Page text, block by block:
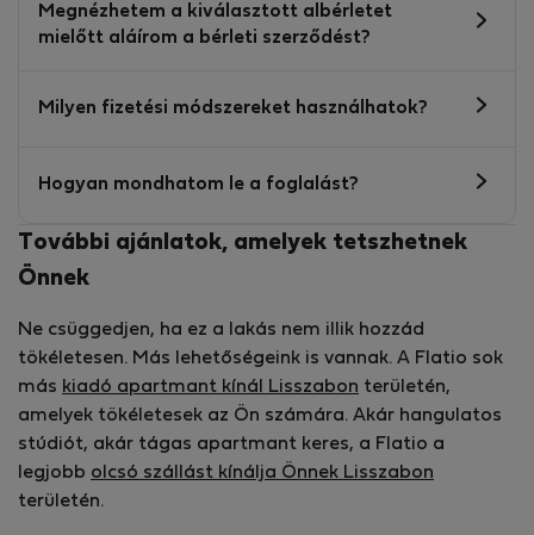
Megnézhetem a kiválasztott albérletet
mielőtt aláírom a bérleti szerződést?
Milyen fizetési módszereket használhatok?
Hogyan mondhatom le a foglalást?
További ajánlatok, amelyek tetszhetnek
Önnek
Ne csüggedjen, ha ez a lakás nem illik hozzád
tökéletesen. Más lehetőségeink is vannak. A Flatio sok
más kiadó apartmant kínál Lisszabon területén,
amelyek tökéletesek az Ön számára. Akár hangulatos
stúdiót, akár tágas apartmant keres, a Flatio a
legjobb olcsó szállást kínálja Önnek Lisszabon
területén.